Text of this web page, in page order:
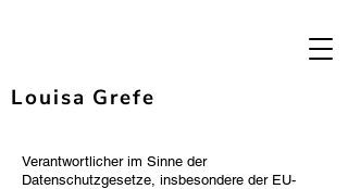
Louisa Grefe
Verantwortlicher im Sinne der
Datenschutzgesetze, insbesondere der EU-